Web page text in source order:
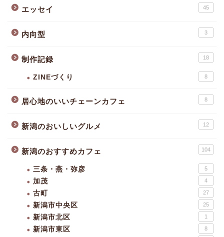
エッセイ 45
内向型 3
制作記録 18
ZINEづくり 8
居心地のいいチェーンカフェ 8
新潟のおいしいグルメ 12
新潟のおすすめカフェ 104
三条・燕・弥彦 5
加茂 4
古町 27
新潟市中央区 25
新潟市北区 1
新潟市東区 8